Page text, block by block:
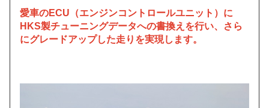
愛車のECU（エンジンコントロールユニット）に
HKS製チューニングデータへの書換えを行い、さら
にグレードアップした走りを実現します。